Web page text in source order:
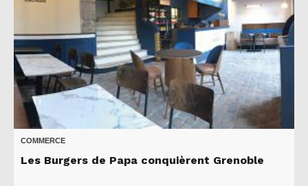
COMMERCE
Les Burgers de Papa conquièrent Grenoble